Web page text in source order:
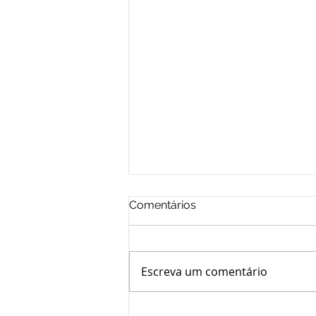
Comentários
Escreva um comentário